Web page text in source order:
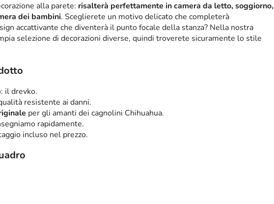
alla parete: risalterà perfettamente in camera da letto, soggiorno,
dei bambini. Sceglierete un motivo delicato che completerà
accattivante che diventerà il punto focale della stanza? Nella nostra
selezione di decorazioni diverse, quindi troverete sicuramente lo stile
il drevko.
resistente ai danni.
per gli amanti dei cagnolini Chihuahua.
rapidamente.
incluso nel prezzo.